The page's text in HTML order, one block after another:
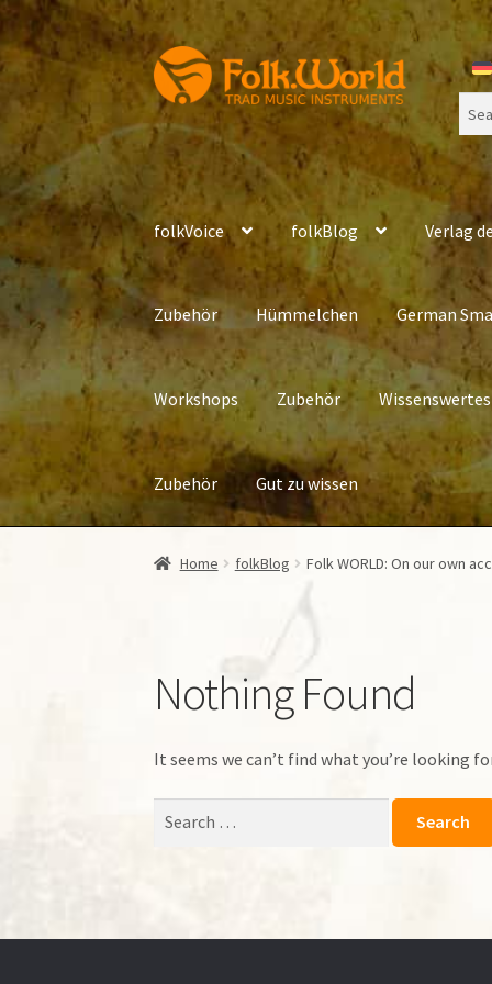
Skip
to
navigation
Skip
to
content
for:
folkVoice folkBlog Verlag
Zubehör Hümmelchen German
Workshops Zubehör Wissenswertes
Zubehör Gut zu wissen
Home folkBlog Folk WORLD: On our own
Nothing Found
It seems we can’t find what you’re looking